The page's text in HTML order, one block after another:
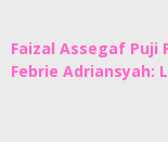
Faizal Assegaf Puji
Febrie Adriansyah: